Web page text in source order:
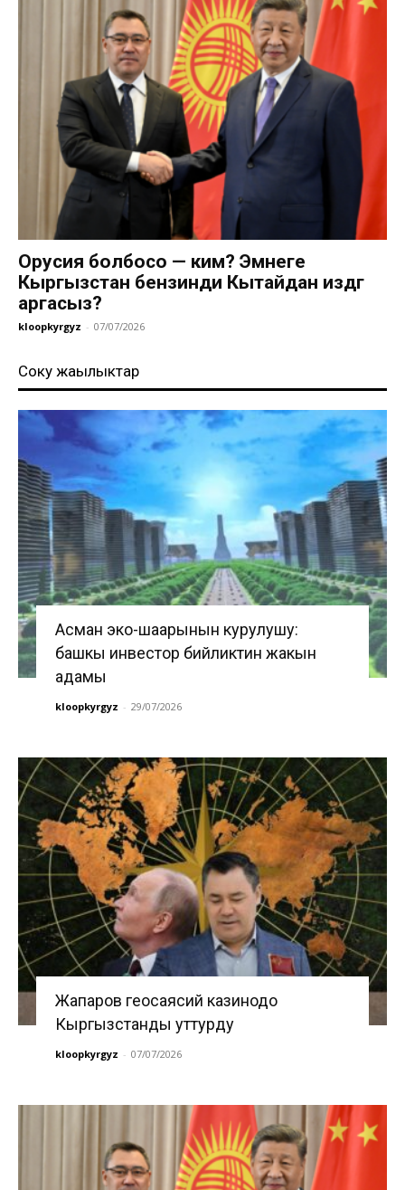
Орусия болбосо — ким? Эмнеге
Кыргызстан бензинди Кытайдан издөөгө
аргасыз?
kloopkyrgyz - 07/07/2026
Соңку жаңылыктар
Асман эко-шаарынын курулушу:
башкы инвестор бийликтин жакын
адамы
kloopkyrgyz - 29/07/2026
Жапаров геосаясий казинодо
Кыргызстанды уттурду
kloopkyrgyz - 07/07/2026